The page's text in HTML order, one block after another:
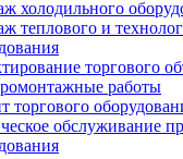
холодильного
теплового и
торгового
работы
торгового
обслуживание